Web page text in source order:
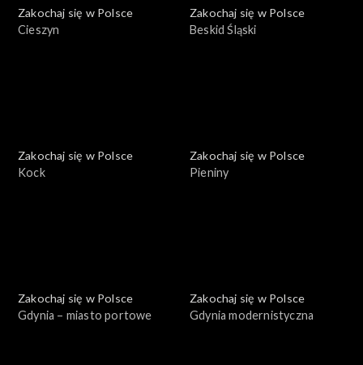
Zakochaj się w Polsce
Cieszyn
Zakochaj się w Polsce
Beskid Śląski
Zakochaj się w Polsce
Kock
Zakochaj się w Polsce
Pieniny
Zakochaj się w Polsce
Gdynia – miasto portowe
Zakochaj się w Polsce
Gdynia modernistyczna